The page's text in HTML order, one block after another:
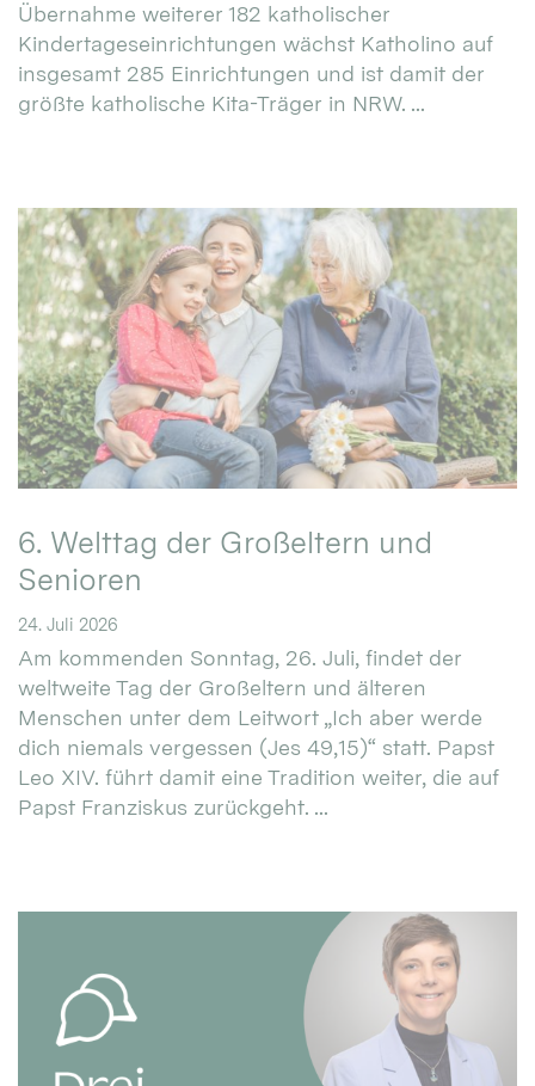
Übernahme weiterer 182 katholischer
Kindertageseinrichtungen wächst Katholino auf
insgesamt 285 Einrichtungen und ist damit der
größte katholische Kita-Träger in NRW. ...
6. Welttag der Großeltern und
Senioren
24. Juli 2026
Am kommenden Sonntag, 26. Juli, findet der
weltweite Tag der Großeltern und älteren
Menschen unter dem Leitwort „Ich aber werde
dich niemals vergessen (Jes 49,15)“ statt. Papst
Leo XIV. führt damit eine Tradition weiter, die auf
Papst Franziskus zurückgeht. ...